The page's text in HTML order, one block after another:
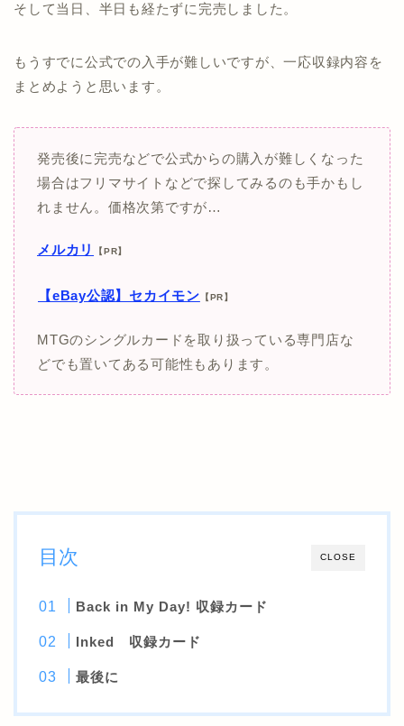
そして当日、半日も経たずに完売しました。
もうすでに公式での入手が難しいですが、一応収録内容を
まとめようと思います。
発売後に完売などで公式からの購入が難しくなった
場合はフリマサイトなどで探してみるのも手かもし
れません。価格次第ですが…
メルカリ 【PR】
【eBay公認】セカイモン 【PR】
MTGのシングルカードを取り扱っている専門店な
どでも置いてある可能性もあります。
CLOSE
目次
Back in My Day! 収録カード
Inked 収録カード
最後に